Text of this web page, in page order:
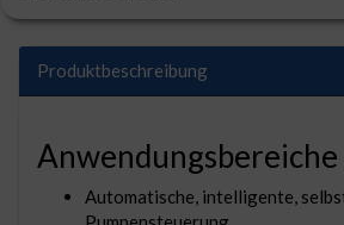
Produktbeschreibung
Anwendungsbereiche
Automatische, intelligente,